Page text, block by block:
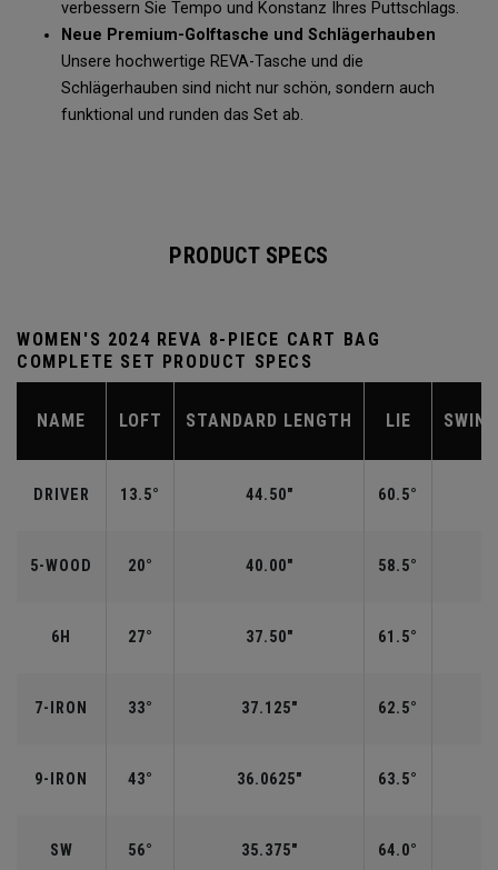
verbessern Sie Tempo und Konstanz Ihres Puttschlags.
Neue Premium-Golftasche und Schlägerhauben
Unsere hochwertige REVA-Tasche und die
Schlägerhauben sind nicht nur schön, sondern auch
funktional und runden das Set ab.
PRODUCT SPECS
WOMEN'S 2024 REVA 8-PIECE CART BAG
COMPLETE SET PRODUCT SPECS
NAME LOFT STANDARD LENGTH LIE
DRIVER 13.5° 44.50" 60.5°
5-WOOD 20° 40.00" 58.5°
6H 27° 37.50" 61.5°
7-IRON 33° 37.125" 62.5°
9-IRON 43° 36.0625" 63.5°
SW 56° 35.375" 64.0°